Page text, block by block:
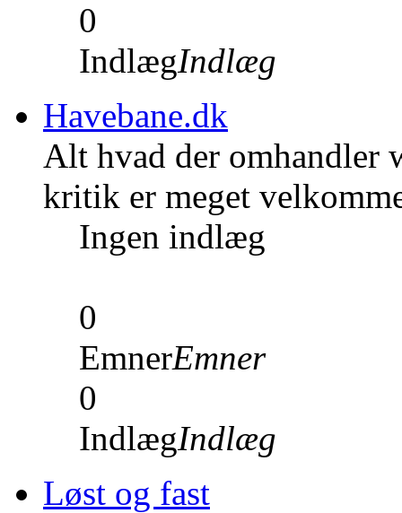
0
IndlægIndlæg
Havebane.dk
Alt hvad der omhandler
kritik er meget
Ingen indlæg
0
EmnerEmner
0
IndlægIndlæg
Løst og fast